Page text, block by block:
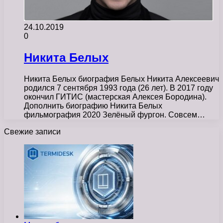
24.10.2019
0
Никита Белых
Никита Белых биография Белых Никита Алексеевич
родился 7 сентября 1993 года (26 лет). В 2017 году
окончил ГИТИС (мастерская Алексея Бородина).
Дополнить биографию Никита Белых
фильмография 2020 Зелёный фургон. Совсем…
Свежие записи